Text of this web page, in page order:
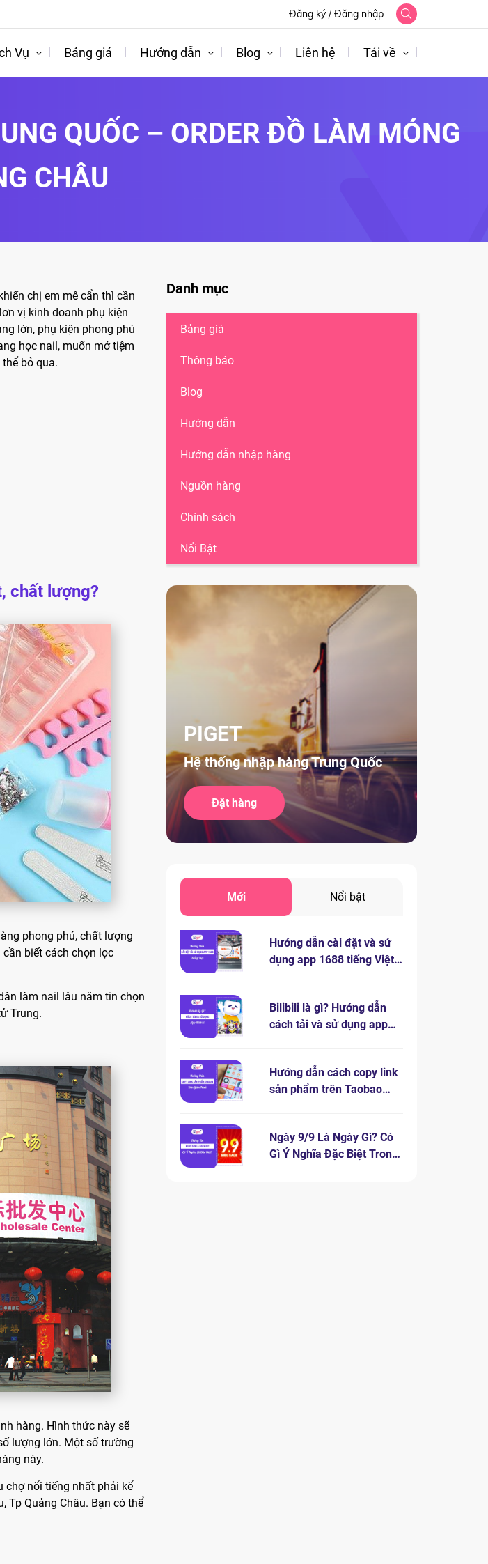
Đăng ký /Đăng nhập
Vụ Bảng giá Hướng dẫn Blog Liên hệ Tải về
QUỐC – ORDER ĐỒ LÀM MÓNG
CHÂU
chị em mê cẩn thì cần
vị kinh doanh phụ kiện
lớn, phụ kiện phong phú
học nail, muốn mở tiệm
bỏ qua.
chất lượng?
phong phú, chất lượng
biết cách chọn lọc
làm nail lâu năm tin chọn
Trung.
hàng. Hình thức này sẽ
lượng lớn. Một số trường
này.
chợ nổi tiếng nhất phải kể
Tp Quảng Châu. Bạn có thể
Danh mục
Bảng giá
Thông báo
Blog
Hướng dẫn
Hướng dẫn nhập hàng
Nguồn hàng
Chính sách
Nổi Bật
PIGET
Hệ thống nhập hàng Trung Quốc
Đặt hàng
Mới Nổi bật
Hướng dẫn cài đặt và sử
dụng app 1688 tiếng Việt
Bilibili là gì? Hướng dẫn
cách tải và sử dụng app
Hướng dẫn cách copy link
sản phẩm trên Taobao
Ngày 9/9 Là Ngày Gì? Có
Gì Ý Nghĩa Đặc Biệt Trong